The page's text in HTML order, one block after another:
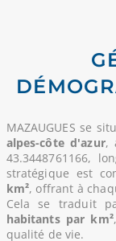
MAZAUGUES se
alpes-côte d'azur,
43.3448761166,
stratégique est
km², offrant à
Cela se traduit
habitants par km²
qualité de vie.